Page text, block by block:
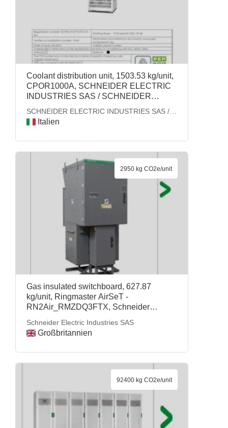
Coolant distribution unit, 1503.53 kg/unit,
CPOR1000A, SCHNEIDER ELECTRIC
INDUSTRIES SAS / SCHNEIDER
SCHNEIDER ELECTRIC INDUSTRIES SAS /
SCHNEIDER ELECTRIC - COOLING
Italien
Gas insulated switchboard, 627.87
kg/unit, Ringmaster AirSeT -
RN2Air_RMZDQ3FTX, Schneider
Schneider Electric Industries SAS
Großbritannien
2950 kg CO2e/unit
92400 kg CO2e/unit